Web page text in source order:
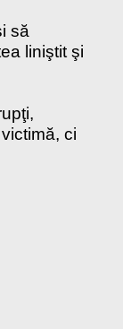
să
liniştit şi
ci